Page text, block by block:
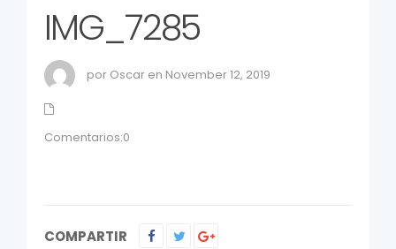
IMG_7285
por Oscar en November 12, 2019
Comentarios:0
COMPARTIR